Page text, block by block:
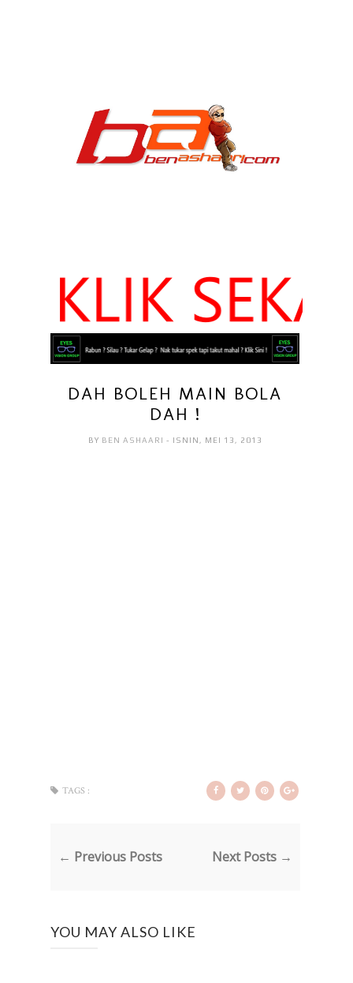
DAH BOLEH MAIN BOLA
DAH !
BY BEN ASHAARI - ISNIN, MEI 13, 2013
TAGS :
← Previous Posts Next Posts →
YOU MAY ALSO LIKE